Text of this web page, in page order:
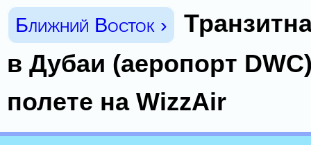
Ближний Восток ›
в Дубаи (аеропорт
полете на WizzAir